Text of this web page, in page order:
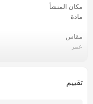
مكان المنشأ
مادة
مقاس
عمر
السعة القصوى
تقييم